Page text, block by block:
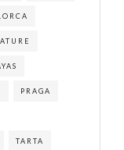
PRAGA
TARTA